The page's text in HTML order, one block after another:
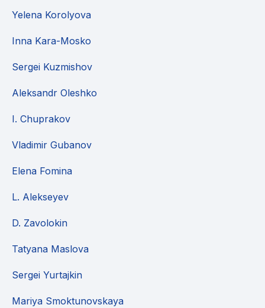
Yelena Korolyova
Inna Kara-Mosko
Sergei Kuzmishov
Aleksandr Oleshko
I. Chuprakov
Vladimir Gubanov
Elena Fomina
L. Alekseyev
D. Zavolokin
Tatyana Maslova
Sergei Yurtajkin
Mariya Smoktunovskaya